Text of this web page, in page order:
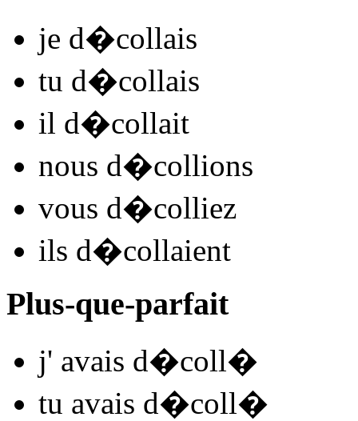
je d�collais
tu d�collais
il d�collait
nous d�collions
vous d�colliez
ils d�collaient
Plus-que-parfait
j' avais d�coll�
tu avais d�coll�